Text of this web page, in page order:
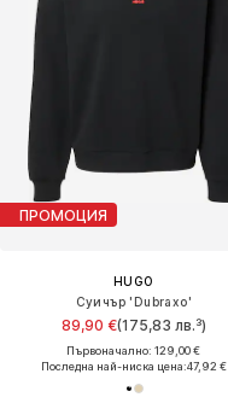
ПРОМОЦИЯ
HUGO
Суичър 'Dubraxo'
89,90 €(175,83 лв.³)
Първоначално: 129,00 €
Последна най-ниска цена:47,92 €